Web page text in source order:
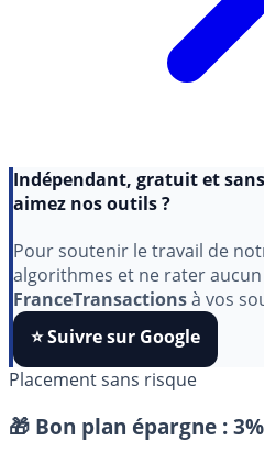
aimez nos outils ?
Pour soutenir le travail de
algorithmes et ne rater aucun
FranceTransactionsà vos
⭐️ Suivre sur Google
Placement sans risque